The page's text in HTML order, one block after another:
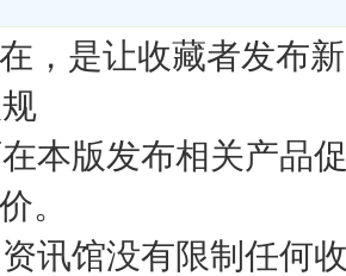
，是让收藏者发布
本版发布相关产品
。
讯馆没有限制任何